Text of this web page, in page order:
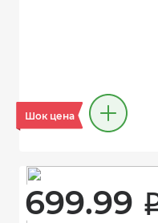
Шок цена
699.99